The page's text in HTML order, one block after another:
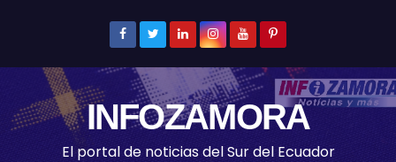
INFOZAMORA
El portal de noticias del Sur del Ecuador